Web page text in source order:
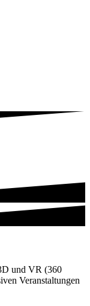
und VR (360
Veranstaltungen